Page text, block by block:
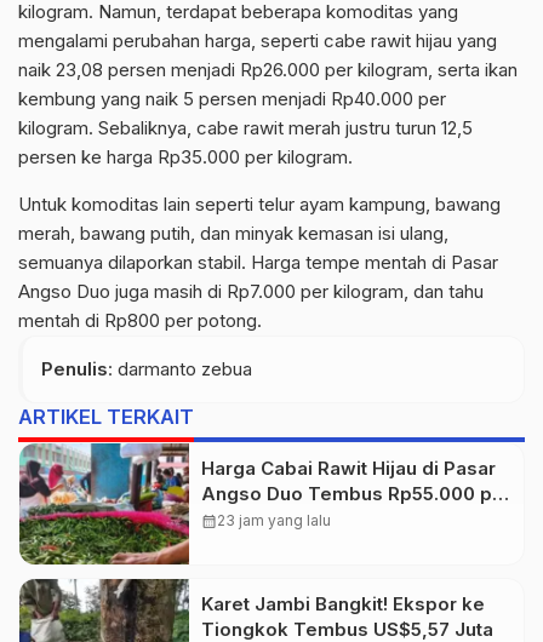
kilogram. Namun, terdapat beberapa komoditas yang
mengalami perubahan harga, seperti cabe rawit hijau yang
naik 23,08 persen menjadi Rp26.000 per kilogram, serta ikan
kembung yang naik 5 persen menjadi Rp40.000 per
kilogram. Sebaliknya, cabe rawit merah justru turun 12,5
persen ke harga Rp35.000 per kilogram.
Untuk komoditas lain seperti telur ayam kampung, bawang
merah, bawang putih, dan minyak kemasan isi ulang,
semuanya dilaporkan stabil. Harga tempe mentah di Pasar
Angso Duo juga masih di Rp7.000 per kilogram, dan tahu
mentah di Rp800 per potong.
Penulis: darmanto zebua
ARTIKEL TERKAIT
Harga Cabai Rawit Hijau di Pasar
Angso Duo Tembus Rp55.000 per
Kilogram
calendar_month23 jam yang lalu
Karet Jambi Bangkit! Ekspor ke
Tiongkok Tembus US$5,57 Juta